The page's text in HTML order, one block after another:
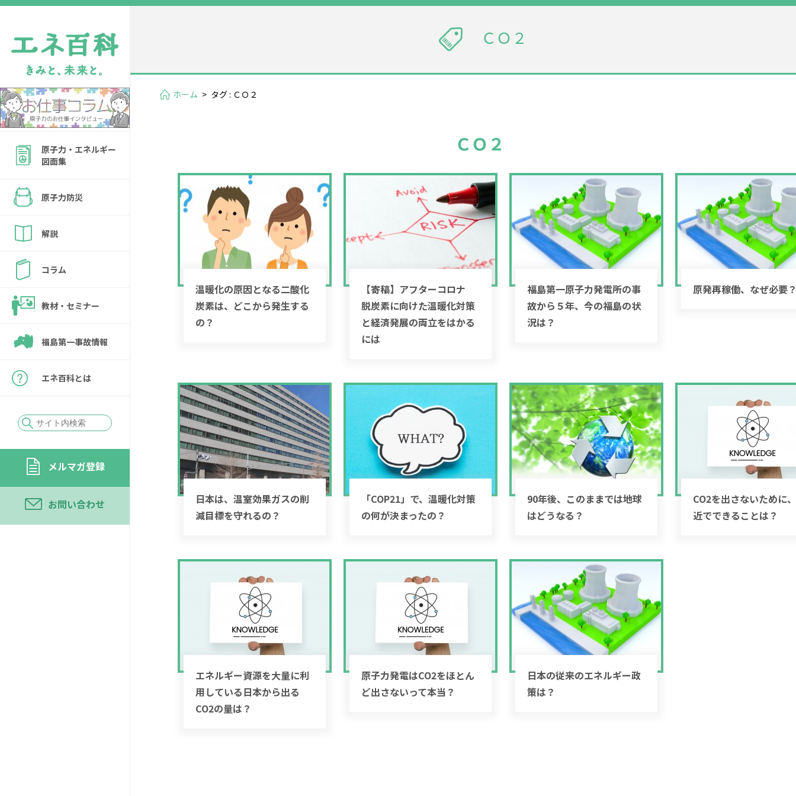
原子力・エネルギー
図面集
原子力防災
解説
コラム
教材・セミナー
福島第一事故情報
エネ百科とは
メルマガ登録
お問い合わせ
ＣＯ２
ホーム > タグ : ＣＯ２
ＣＯ２
温暖化の原因となる二酸化
炭素は、どこから発生する
の？
【寄稿】アフターコロナ
脱炭素に向けた温暖化対策
と経済発展の両立をはかる
には
福島第一原子力発電所の事
故から５年、今の福島の状
況は？
原発再稼働、なぜ必要
日本は、温室効果ガスの削
減目標を守れるの？
「COP21」で、温暖化対策
の何が決まったの？
90年後、このままでは地球
はどうなる？
CO2を出さないために
近でできることは？
エネルギー資源を大量に利
用している日本から出る
CO2の量は？
原子力発電はCO2をほとん
ど出さないって本当？
日本の従来のエネルギー政
策は？